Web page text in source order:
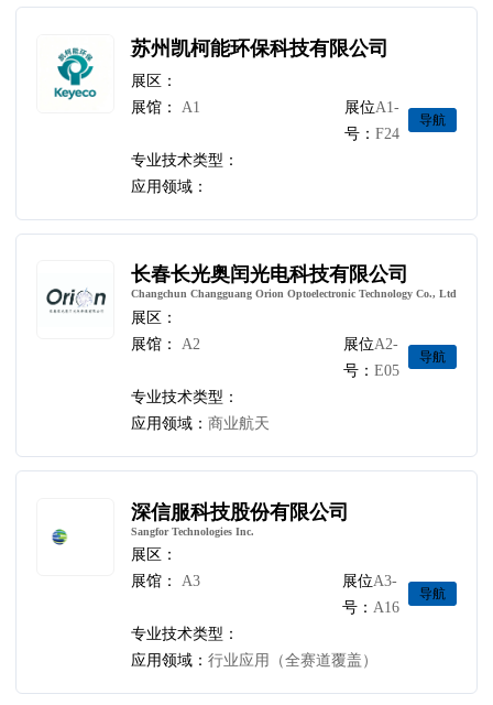
苏州凯柯能环保科技有限公司
展区：
展馆：
A1
展位
号：
A1-
F24
导航
专业技术类型：
应用领域：
长春长光奥闰光电科技有限公司
Changchun Changguang Orion Optoelectronic Technology Co., Ltd
展区：
展馆：
A2
展位
号：
A2-
E05
导航
专业技术类型：
应用领域：商业航天
深信服科技股份有限公司
Sangfor Technologies Inc.
展区：
展馆：
A3
展位
号：
A3-
A16
导航
专业技术类型：
应用领域：行业应用（全赛道覆盖）